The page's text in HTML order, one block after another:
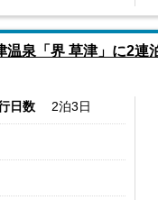
泉「界 草津」に2連
日数 2泊3日